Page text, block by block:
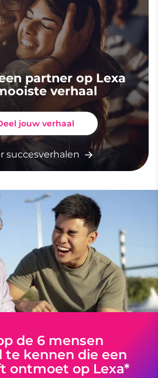
partner op Lexa
verhaal
jouw verhaal
succesverhalen
de 6 mensen
kennen die een
ontmoet op Lexa*